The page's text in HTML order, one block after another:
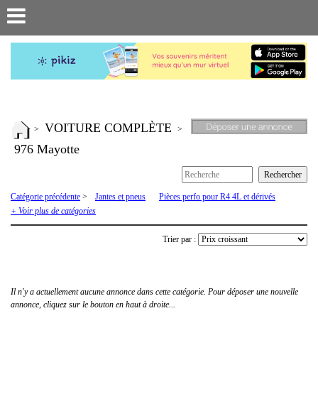
> VOITURE COMPLÈTE >
976 Mayotte
Catégorie précédente > Jantes et pneus
Pièces perfo pour R4 4L et dérivés
Pièces R4 4L
Voiture complète
+ Voir plus de catégories
Trier par :
Il n'y a actuellement aucune annonce dans cette catégorie. Pour déposer une nouvelle
annonce, cliquez sur le bouton en haut à droite...